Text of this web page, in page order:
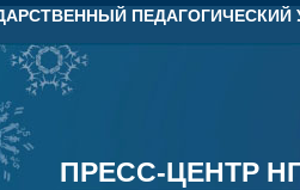
ПЕДАГОГИЧЕСКИЙ
ПРЕСС-ЦЕНТР
ПРЕСС-ЦЕНТР